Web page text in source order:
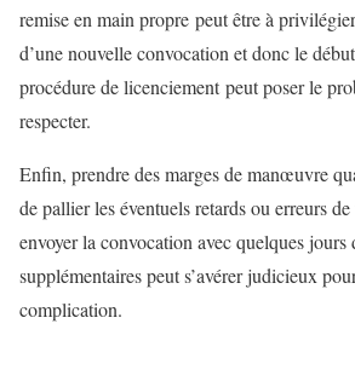
remise en main propre peut être à
d’une nouvelle convocation et donc le
procédure de licenciement peut poser le
respecter.
Enfin, prendre des marges de manœuvre
de pallier les éventuels retards ou erreurs
envoyer la convocation avec quelques jours
supplémentaires peut s’avérer judicieux
complication.